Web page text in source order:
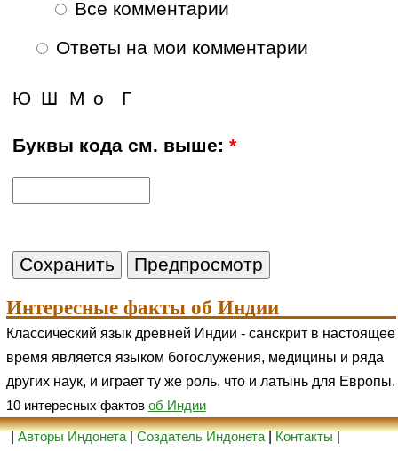
Все комментарии
Ответы на мои комментарии
М о
Ш
Ю Г
Буквы кода см. выше:*
Интересные факты об Индии
Классический язык древней Индии - санскрит в настоящее
время является языком богослужения, медицины и ряда
других наук, и играет ту же роль, что и латынь для Европы.
10 интересных фактов об Индии
|Авторы Индонета|Создатель Индонета|Контакты|